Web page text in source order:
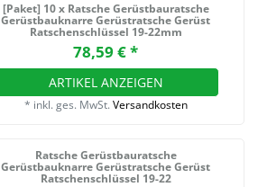
[Paket] 10 x Ratsche Gerüstbauratsche
Gerüstbauknarre Gerüstratsche Gerüst
Ratschenschlüssel 19-22mm
78,59 € *
ARTIKEL ANZEIGEN
* inkl. ges. MwSt. Versandkosten
Ratsche Gerüstbauratsche
Gerüstbauknarre Gerüstratsche Gerüst
Ratschenschlüssel 19-22